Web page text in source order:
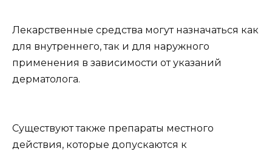
Лекарственные средства могут назначаться как
для внутреннего, так и для наружного
применения в зависимости от указаний
дерматолога.
Существуют также препараты местного
действия, которые допускаются к